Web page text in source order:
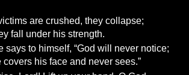
are crushed, they collapse;
fall under his strength.
says to himself, “God will never notice;
his face and never sees.”